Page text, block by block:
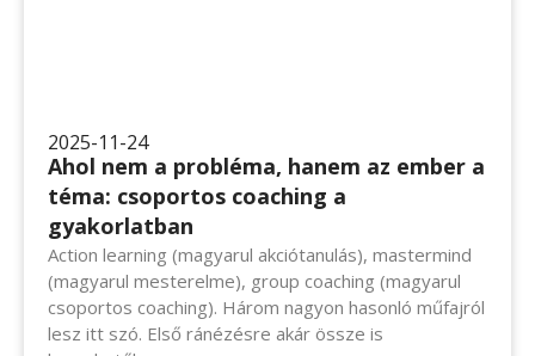
2025-11-24
Ahol nem a probléma, hanem az ember a
téma: csoportos coaching a gyakorlatban
Action learning (magyarul akciótanulás), mastermind
(magyarul mesterelme), group coaching (magyarul
csoportos coaching). Három nagyon hasonló műfajról
lesz itt szó. Első ránézésre akár össze is keverhetők..